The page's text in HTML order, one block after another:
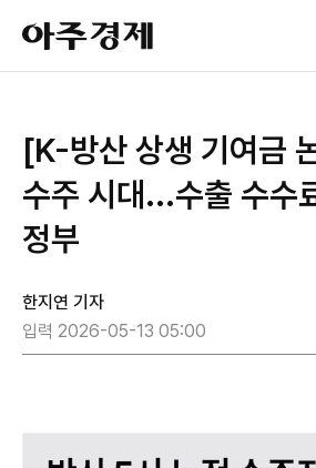
아
주
경
[K-방산 상생 기여금
수주 시대...수출 수수
정부
한지연 기자
입력 2026-05-13 05:00